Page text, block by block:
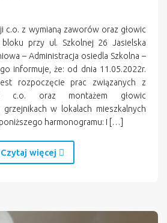
c.o. z wymianą zaworów oraz głowic
przy ul. Szkolnej 26 Jasielska
– Administracja osiedla Szkolna –
informuje, że: od dnia 11.05.2022r.
rozpoczęcie prac związanych z
c.o. oraz montażem głowic
w lokalach mieszkalnych
harmonogramu: I […]
Czytaj więcej